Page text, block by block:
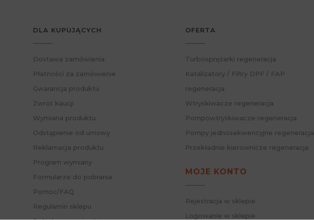
DLA KUPUJĄCYCH
Dostawa zamówienia
Płatności za zamówienie
Gwarancja produktu
Zwrot kaucji
Wymiana produktu
Odstąpienie od umowy
Reklamacja produktu
Program wymiany
Formularze do pobrania
Pomoc/FAQ
Regulamin sklepu
OFERTA
Turbosprężarki regeneracja
Katalizatory / Filtry DPF / FAP
regeneracja
Wtryskiwacze regeneracja
Pompowtryskiwacze regeneracja
Pompy jednosekwencyjne regeneracja
Przekładnie kierownicze regeneracja
MOJE KONTO
Rejestracja w sklepie
Logowanie w sklepie